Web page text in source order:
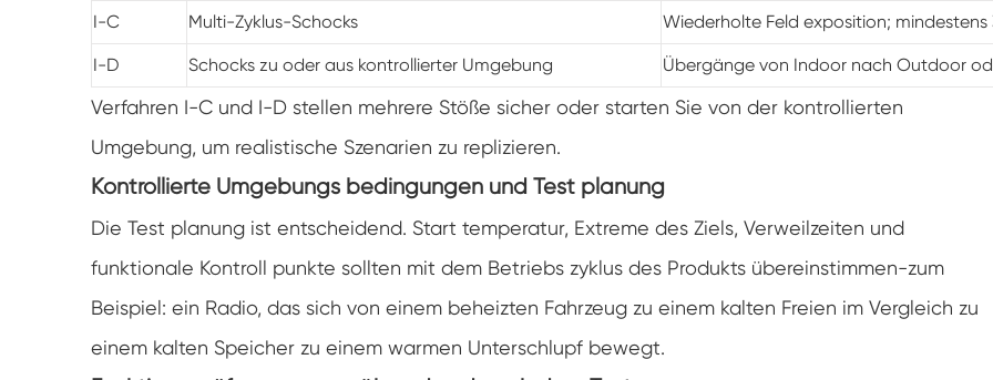
Spaziergang in der Luft feuchtigkeit Kammer
Wärme kalte Feuchtigkeit kammer
Temperatur kammer
Reichweite-In der Umwelt kammer
Unter Null Umwelt kammer
Ausrüstung für beschleunigte
Haltbarkeitsprüfungen
I-C Multi-Zyklus-Schocks Wiederholte Feld exposition; mindestens
I-D Schocks zu oder aus kontrollierter Umgebung Übergänge von Indoor nach Outdoor
Verfahren I-C und I-D stellen mehrere Stöße sicher oder starten Sie von der kontrollierten
Umgebung, um realistische Szenarien zu replizieren.
Kontrollierte Umgebungs bedingungen und Test planung
Die Test planung ist entscheidend. Start temperatur, Extreme des Ziels, Verweilzeiten und
funktionale Kontroll punkte sollten mit dem Betriebs zyklus des Produkts übereinstimmen-zum
Beispiel: ein Radio, das sich von einem beheizten Fahrzeug zu einem kalten Freien im Vergleich zu
einem kalten Speicher zu einem warmen Unterschlupf bewegt.